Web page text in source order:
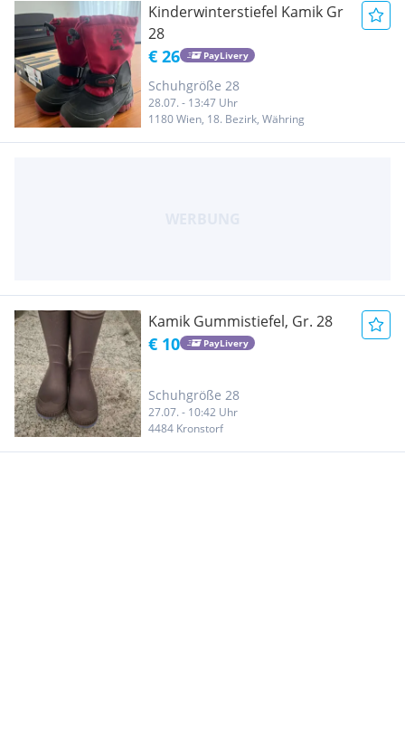
Kinderwinterstiefel Kamik Gr
28
€ 26 PayLivery
Schuhgröße 28
28.07. - 13:47 Uhr
1180 Wien, 18. Bezirk, Währing
Kamik Gummistiefel, Gr. 28
€ 10 PayLivery
Schuhgröße 28
27.07. - 10:42 Uhr
4484 Kronstorf